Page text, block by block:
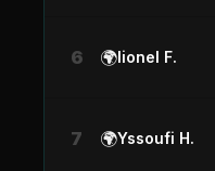
6 🌍lionel F.
7 🌍Yssoufi H.